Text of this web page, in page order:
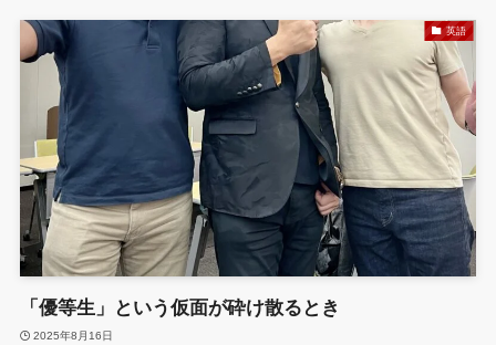
英語
「優等生」という仮面が砕け散るとき
2025年8月16日